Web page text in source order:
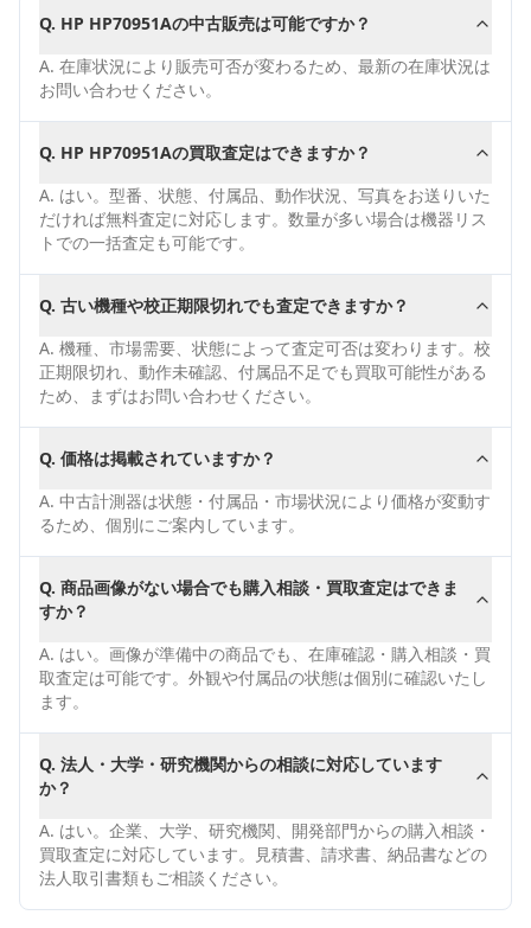
Q. HP HP70951Aの中古販売は可能ですか？
A. 在庫状況により販売可否が変わるため、最新の在庫状況は
お問い合わせください。
Q. HP HP70951Aの買取査定はできますか？
A. はい。型番、状態、付属品、動作状況、写真をお送りいた
だければ無料査定に対応します。数量が多い場合は機器リス
トでの一括査定も可能です。
Q. 古い機種や校正期限切れでも査定できますか？
A. 機種、市場需要、状態によって査定可否は変わります。校
正期限切れ、動作未確認、付属品不足でも買取可能性がある
ため、まずはお問い合わせください。
Q. 価格は掲載されていますか？
A. 中古計測器は状態・付属品・市場状況により価格が変動す
るため、個別にご案内しています。
Q. 商品画像がない場合でも購入相談・買取査定はできま
すか？
A. はい。画像が準備中の商品でも、在庫確認・購入相談・買
取査定は可能です。外観や付属品の状態は個別に確認いたし
ます。
Q. 法人・大学・研究機関からの相談に対応しています
か？
A. はい。企業、大学、研究機関、開発部門からの購入相談・
買取査定に対応しています。見積書、請求書、納品書などの
法人取引書類もご相談ください。